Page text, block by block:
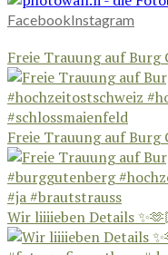
FacebookInstagram
Freie Trauung auf Burg
Freie Trauung auf Burg
Wir liiiieben Details